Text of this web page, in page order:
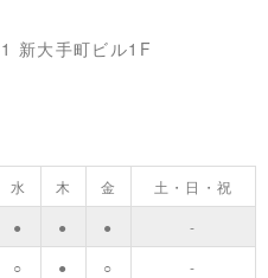
新大手町ビル1F
水 木 金
土・日・祝
● ● ●
-
○ ● ○ -